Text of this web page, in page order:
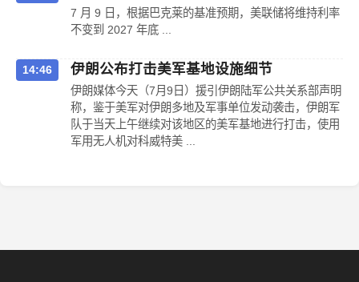
7 月 9 日，根据巴克莱的基准预期，美联储将维持利率
不变到 2027 年底 ...
14:46 伊朗公布打击美军基地设施细节
伊朗媒体今天（7月9日）援引伊朗陆军公共关系部声明
称，鉴于美军对伊朗多地及军事单位发动袭击，伊朗军
队于当天上午继续对该地区的美军基地进行打击，使用
军用无人机对科威特美 ...